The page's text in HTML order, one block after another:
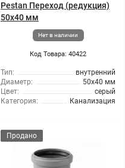
Pestan Переход (редукция)
50x40 мм
Нет в наличии
Код Товара: 40422
Тип:
внутренний
Диаметр:
50x40 мм
Цвет:
серый
Категория:
Канализация
Продано